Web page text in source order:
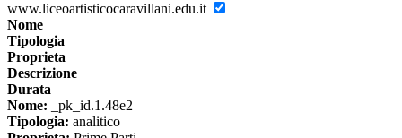
www.liceoartisticocaravillani.edu.it
Nome
Tipologia
Proprieta
Descrizione
Durata
Nome: _pk_id.1.48e2
Tipologia: analitico